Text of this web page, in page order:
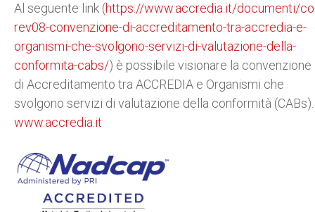
Al seguente link (https://www.accredia.it/documenti/
rev08-convenzione-di-accreditamento-tra-accredia-e-
organismi-che-svolgono-servizi-di-valutazione-della-
conformita-cabs/) è possibile visionare la convenzione
di Accreditamento tra ACCREDIA e Organismi che
svolgono servizi di valutazione della conformità (CABs).
www.accredia.it